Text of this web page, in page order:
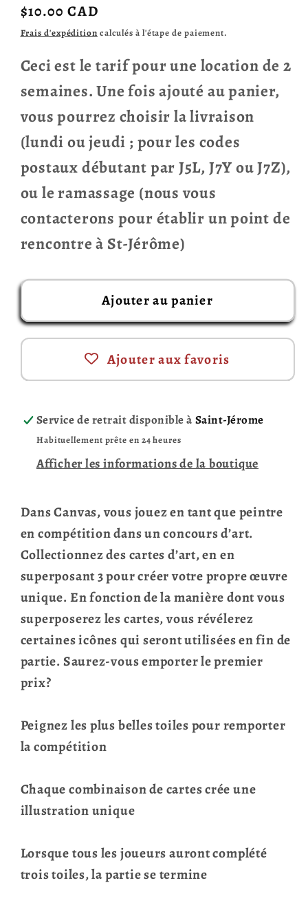
Prix
habituel
$10.00 CAD
Frais d'expédition calculés à l'étape de paiement.
Ceci est le tarif pour une location de 2
semaines. Une fois ajouté au panier,
vous pourrez choisir la livraison
(lundi ou jeudi ; pour les codes
postaux débutant par J5L, J7Y ou J7Z),
ou le ramassage (nous vous
contacterons pour établir un point de
rencontre à St-Jérôme)
Ajouter au panier
Ajouter aux favoris
Service de retrait disponible à Saint-Jérome
Habituellement prête en 24 heures
Afficher les informations de la boutique
Dans Canvas, vous jouez en tant que peintre
en compétition dans un concours d’art.
Collectionnez des cartes d’art, en en
superposant 3 pour créer votre propre œuvre
unique. En fonction de la manière dont vous
superposerez les cartes, vous révélerez
certaines icônes qui seront utilisées en fin de
partie. Saurez-vous emporter le premier
prix?
Peignez les plus belles toiles pour remporter
la compétition
Chaque combinaison de cartes crée une
illustration unique
Lorsque tous les joueurs auront complété
trois toiles, la partie se termine